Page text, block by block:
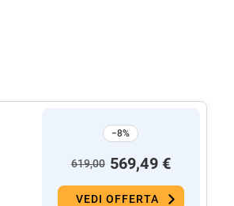
−8%
619,00 569,49 €
VEDI OFFERTA